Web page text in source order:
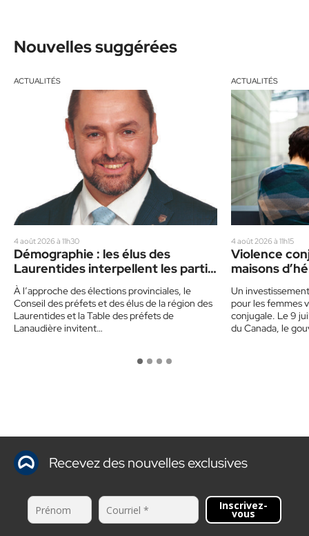
Nouvelles suggérées
ACTUALITÉS
4 août 2026 à 11h30
Démographie : les élus des
Laurentides interpellent les partis
politiques
À l’approche des élections provinciales, le
Conseil des préfets et des élus de la région des
Laurentides et la Table des préfets de
Lanaudière invitent…
ACTUALITÉS
4 août 2026 à 11h15
Violence
maisons
Un
pour les femmes
conjugale. Le 9
du Canada, le
Recevez des nouvelles exclusives
Inscrivez-
vous